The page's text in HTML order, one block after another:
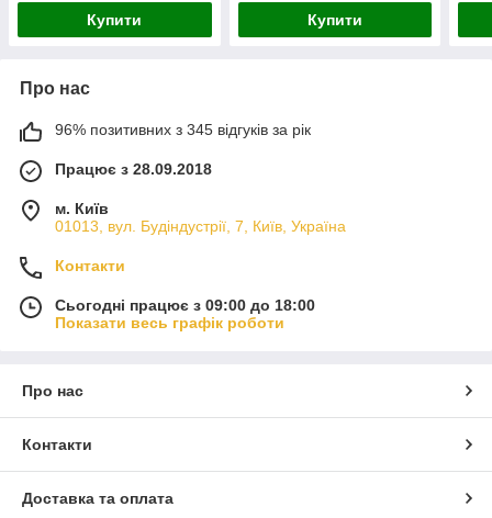
Купити Купити
Про нас
96% позитивних з 345 відгуків за рік
Працює з 28.09.2018
м. Київ
01013, вул. Будіндустрії, 7, Київ, Україна
Контакти
Сьогодні працює з 09:00 до 18:00
Показати весь графік роботи
Про нас
Контакти
Доставка та оплата